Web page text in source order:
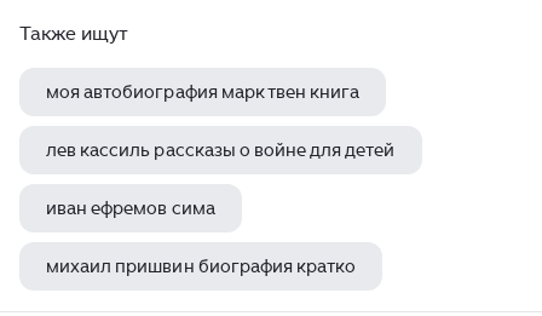
Также ищут
моя автобиография марк твен книга
лев кассиль рассказы о войне для детей
иван ефремов сима
михаил пришвин биография кратко